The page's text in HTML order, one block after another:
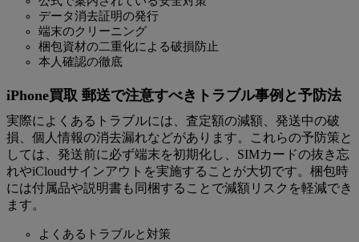
データ消去証明の発行
端末のクリーニング
梱包資材の二重化による破損防止
本人確認の徹底
iPhone買取 郵送で注意すべきトラブル事例と予防法
実際によくあるトラブルには、査定額の減額、発送中の破
損、個人情報の消去漏れなどがあります。これらの予防策と
しては、発送前に必ず端末を初期化し、SIMカードの抜き忘
れやiCloudサインアウトを実施することが大切です。梱包時
には付属品や説明書も同梱することで減額リスクを軽減でき
ます。
よくあるトラブルと対策